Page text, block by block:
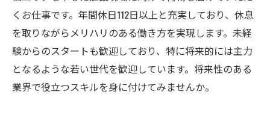
くお仕事です。年間休日112日以上と充実しており、休息
を取りながらメリハリのある働き方を実現します。未経
験からのスタートも歓迎しており、特に将来的には主力
となるような若い世代を歓迎しています。将来性のある
業界で役立つスキルを身に付けてみませんか。